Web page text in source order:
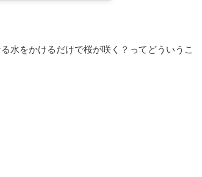
水をかけるだけで桜が咲く？ってどういうこ